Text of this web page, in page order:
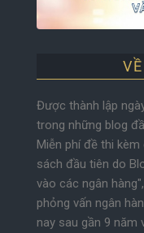
Được thành lập
trong những blog
Miễn phí đề thi
sách đầu tiên do
vào các ngân
phỏng vấn ngân
nay sau gần 9 năm